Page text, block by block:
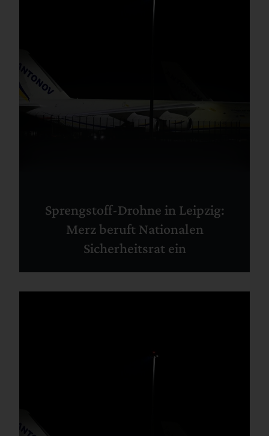
Sprengstoff-Drohne in Leipzig:
Merz beruft Nationalen
Sicherheitsrat ein